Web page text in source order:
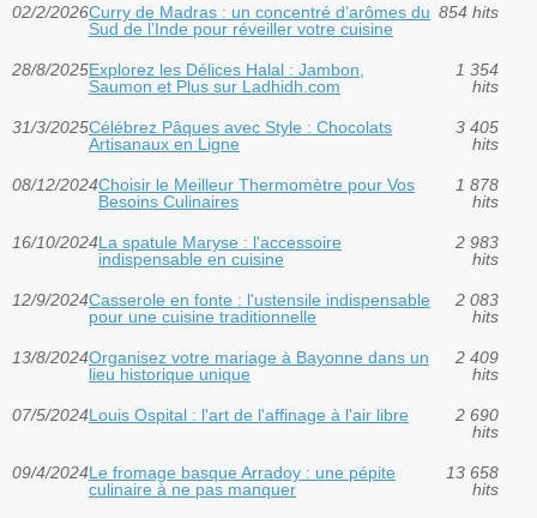
02/2/2026Curry de Madras : un concentré d’arômes du
Sud de l’Inde pour réveiller votre cuisine
854 hits
28/8/2025Explorez les Délices Halal : Jambon,
Saumon et Plus sur Ladhidh.com
1 354
hits
31/3/2025Célébrez Pâques avec Style : Chocolats
Artisanaux en Ligne
3 405
hits
08/12/2024Choisir le Meilleur Thermomètre pour Vos
Besoins Culinaires
1 878
hits
16/10/2024La spatule Maryse : l'accessoire
indispensable en cuisine
2 983
hits
12/9/2024Casserole en fonte : l'ustensile indispensable
pour une cuisine traditionnelle
2 083
hits
13/8/2024Organisez votre mariage à Bayonne dans un
lieu historique unique
2 409
hits
07/5/2024Louis Ospital : l'art de l'affinage à l'air libre
2 690
hits
09/4/2024Le fromage basque Arradoy : une pépite
culinaire à ne pas manquer
13 658
hits